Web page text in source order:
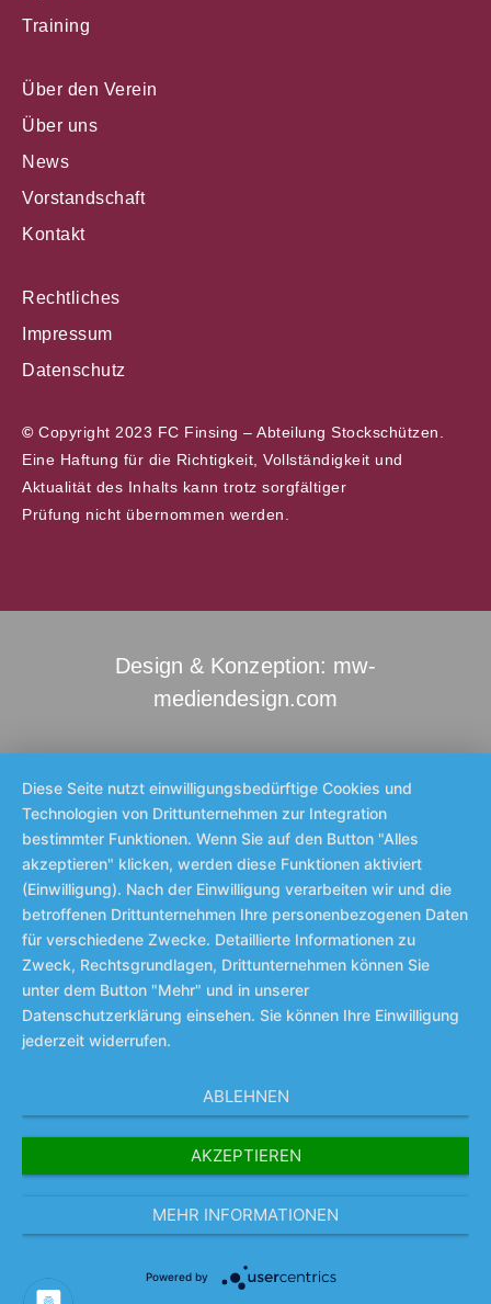
Training
Über den Verein
Über uns
News
Vorstandschaft
Kontakt
Rechtliches
Impressum
Datenschutz
© Copyright 2023 FC Finsing – Abteilung Stockschützen.
Eine Haftung für die Richtigkeit, Vollständigkeit und
Aktualität des Inhalts kann trotz sorgfältiger
Prüfung nicht übernommen werden.
Design & Konzeption: mw-
mediendesign.com
Diese Seite nutzt einwilligungsbedürftige Cookies und
Technologien von Drittunternehmen zur Integration
bestimmter Funktionen. Wenn Sie auf den Button "Alles
akzeptieren" klicken, werden diese Funktionen aktiviert
(Einwilligung). Nach der Einwilligung verarbeiten wir und die
betroffenen Drittunternehmen Ihre personenbezogenen Daten
für verschiedene Zwecke. Detaillierte Informationen zu
Zweck, Rechtsgrundlagen, Drittunternehmen können Sie
unter dem Button "Mehr" und in unserer
Datenschutzerklärung einsehen. Sie können Ihre Einwilligung
jederzeit widerrufen.
ABLEHNEN
AKZEPTIEREN
MEHR INFORMATIONEN
Powered by